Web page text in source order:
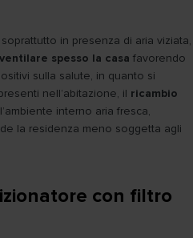
in presenza di aria viziata,
ventilare spesso la casa favorendo
sulla salute, in quanto si
nell’abitazione, il ricambio
interno aria fresca,
la residenza meno soggetta agli
con filtro